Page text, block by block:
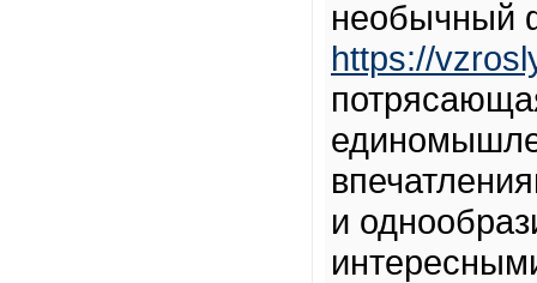
необычный
https://
и